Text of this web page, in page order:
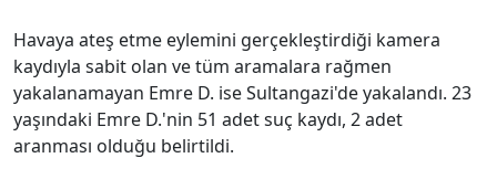
Havaya ateş etme eylemini gerçekleştirdiği kamera
kaydıyla sabit olan ve tüm aramalara rağmen
yakalanamayan Emre D. ise Sultangazi'de yakalandı. 23
yaşındaki Emre D.'nin 51 adet suç kaydı, 2 adet
aranması olduğu belirtildi.